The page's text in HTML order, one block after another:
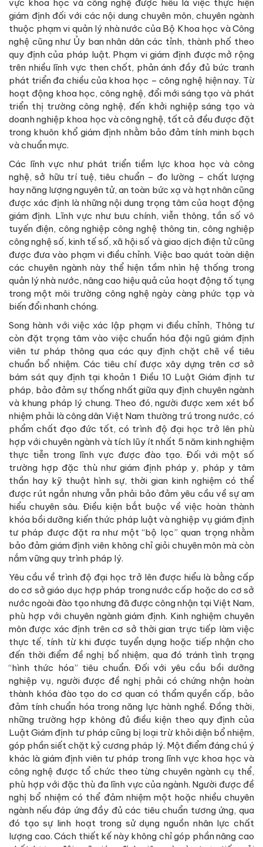
vực khoa học và công nghệ được hiểu là việc thực hiện
giám định đối với các nội dung chuyên môn, chuyên ngành
thuộc phạm vi quản lý nhà nước của Bộ Khoa học và Công
nghệ cũng như Ủy ban nhân dân các tỉnh, thành phố theo
quy định của pháp luật. Phạm vi giám định được mở rộng
trên nhiều lĩnh vực then chốt, phản ánh đầy đủ bức tranh
phát triển đa chiều của khoa học – công nghệ hiện nay. Từ
hoạt động khoa học, công nghệ, đổi mới sáng tạo và phát
triển thị trường công nghệ, đến khởi nghiệp sáng tạo và
doanh nghiệp khoa học và công nghệ, tất cả đều được đặt
trong khuôn khổ giám định nhằm bảo đảm tính minh bạch
và chuẩn mực.
Các lĩnh vực như phát triển tiềm lực khoa học và công
nghệ, sở hữu trí tuệ, tiêu chuẩn – đo lường – chất lượng
hay năng lượng nguyên tử, an toàn bức xạ và hạt nhân cũng
được xác định là những nội dung trọng tâm của hoạt động
giám định. Lĩnh vực như bưu chính, viễn thông, tần số vô
tuyến điện, công nghiệp công nghệ thông tin, công nghiệp
công nghệ số, kinh tế số, xã hội số và giao dịch điện tử cũng
được đưa vào phạm vi điều chỉnh. Việc bao quát toàn diện
các chuyên ngành này thể hiện tầm nhìn hệ thống trong
quản lý nhà nước, nâng cao hiệu quả của hoạt động tố tụng
trong một môi trường công nghệ ngày càng phức tạp và
biến đổi nhanh chóng.
Song hành với việc xác lập phạm vi điều chỉnh, Thông tư
còn đặt trọng tâm vào việc chuẩn hóa đội ngũ giám định
viên tư pháp thông qua các quy định chặt chẽ về tiêu
chuẩn bổ nhiệm. Các tiêu chí được xây dựng trên cơ sở
bám sát quy định tại khoản 1 Điều 10 Luật Giám định tư
pháp, bảo đảm sự thống nhất giữa quy định chuyên ngành
và khung pháp lý chung. Theo đó, người được xem xét bổ
nhiệm phải là công dân Việt Nam thường trú trong nước, có
phẩm chất đạo đức tốt, có trình độ đại học trở lên phù
hợp với chuyên ngành và tích lũy ít nhất 5 năm kinh nghiệm
thực tiễn trong lĩnh vực được đào tạo. Đối với một số
trường hợp đặc thù như giám định pháp y, pháp y tâm
thần hay kỹ thuật hình sự, thời gian kinh nghiệm có thể
được rút ngắn nhưng vẫn phải bảo đảm yêu cầu về sự am
hiểu chuyên sâu. Điều kiện bắt buộc về việc hoàn thành
khóa bồi dưỡng kiến thức pháp luật và nghiệp vụ giám định
tư pháp được đặt ra như một “bộ lọc” quan trọng nhằm
bảo đảm giám định viên không chỉ giỏi chuyên môn mà còn
nắm vững quy trình pháp lý.
Yêu cầu về trình độ đại học trở lên được hiểu là bằng cấp
do cơ sở giáo dục hợp pháp trong nước cấp hoặc do cơ sở
nước ngoài đào tạo nhưng đã được công nhận tại Việt Nam,
phù hợp với chuyên ngành giám định. Kinh nghiệm chuyên
môn được xác định trên cơ sở thời gian trực tiếp làm việc
thực tế, tính từ khi được tuyển dụng hoặc tiếp nhận cho
đến thời điểm đề nghị bổ nhiệm, qua đó tránh tình trạng
“hình thức hóa” tiêu chuẩn. Đối với yêu cầu bồi dưỡng
nghiệp vụ, người được đề nghị phải có chứng nhận hoàn
thành khóa đào tạo do cơ quan có thẩm quyền cấp, bảo
đảm tính chuẩn hóa trong năng lực hành nghề. Đồng thời,
những trường hợp không đủ điều kiện theo quy định của
Luật Giám định tư pháp cũng bị loại trừ khỏi diện bổ nhiệm,
góp phần siết chặt kỷ cương pháp lý. Một điểm đáng chú ý
khác là giám định viên tư pháp trong lĩnh vực khoa học và
công nghệ được tổ chức theo từng chuyên ngành cụ thể,
phù hợp với đặc thù đa lĩnh vực của ngành. Người được đề
nghị bổ nhiệm có thể đảm nhiệm một hoặc nhiều chuyên
ngành nếu đáp ứng đầy đủ các tiêu chuẩn tương ứng, qua
đó tạo sự linh hoạt trong sử dụng nguồn nhân lực chất
lượng cao. Cách thiết kế này không chỉ góp phần nâng cao